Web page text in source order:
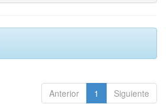
Anterior 1 Siguiente